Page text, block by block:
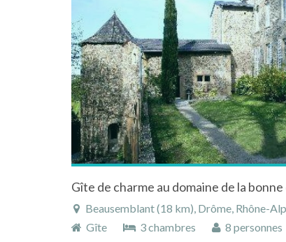
Beausemblant (18 km), Drôme, Rhône-
Gîte
3 chambres 8 personnes